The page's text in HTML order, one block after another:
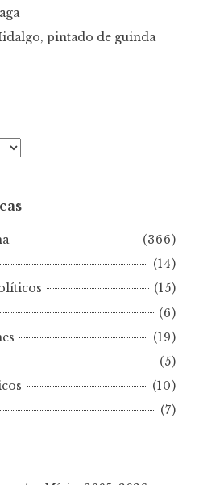
pintado de guinda
(366)
(14)
(15)
(6)
(19)
(5)
(10)
(7)